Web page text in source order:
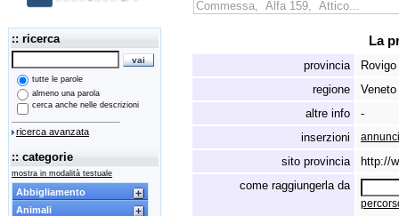
:: ricerca
tutte le parole
almeno una parola
cerca anche nelle descrizioni
ricerca avanzata
:: categorie
mostra in modalità testuale
Abbigliamento
Animali
La
provincia
regione
Veneto
altre info
-
inserzioni
sito provincia
http://
come raggiungerla da